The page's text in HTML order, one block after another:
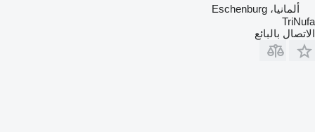
ألمانيا، Eschenburg
TriNufa
الاتصال بالبائع